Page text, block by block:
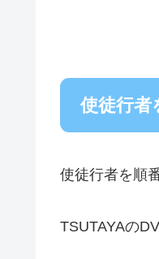
使徒行者
使徒行者を順
TSUTAYAの